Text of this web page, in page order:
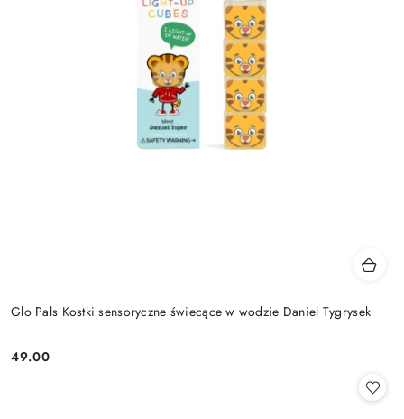
Glo Pals Kostki sensoryczne świecące w wodzie Daniel Tygrysek
Cena:
49.00